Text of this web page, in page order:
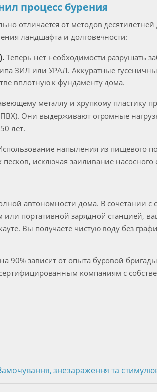
процесс бурения
отличается от методов десятилетней
ландшафта и долговечности:
Теперь нет необходимости разрушать
ЗИЛ или УРАЛ. Аккуратные
вплотную к фундаменту дома.
металлу и хрупкому пластику
Они выдерживают огромные
лет.
напыления из пищевого
исключая заиливание насосного
автономности дома. В сочетании с
портативной зарядной станцией,
Вы получаете чистую воду без
90% зависит от опыта буровой
компаниям с
знезараження та